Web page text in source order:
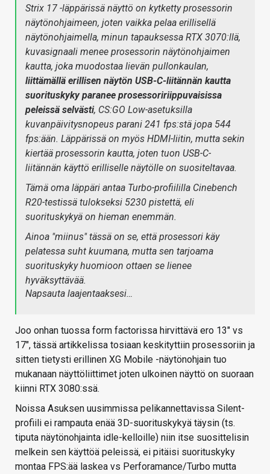
Strix 17 -läppärissä näyttö on kytketty prosessorin
näytönohjaimeen, joten vaikka pelaa erillisellä
näytönohjaimella, minun tapauksessa RTX 3070:llä,
kuvasignaali menee prosessorin näytönohjaimen
kautta, joka muodostaa lievän pullonkaulan,
liittämällä erillisen näytön USB-C-liitännän kautta
suorituskyky paranee prosessoririippuvaisissa
peleissä selvästi, CS:GO Low-asetuksilla
kuvanpäivitysnopeus parani 241 fps:stä jopa 544
fps:ään. Läppärissä on myös HDMI-liitin, mutta sekin
kiertää prosessorin kautta, joten tuon USB-C-
liitännän käyttö erilliselle näytölle on suositeltavaa.
Tämä oma läppäri antaa Turbo-profiililla Cinebench
R20-testissä tulokseksi 5230 pistettä, eli
suorituskykyä on hieman enemmän.
Ainoa "miinus" tässä on se, että prosessori käy
pelatessa suht kuumana, mutta sen tarjoama
suorituskyky huomioon ottaen se lienee
hyväksyttävää.
Napsauta laajentaaksesi…
Joo onhan tuossa form factorissa hirvittävä ero 13" vs
17", tässä artikkelissa tosiaan keskityttiin prosessoriin ja
sitten tietysti erillinen XG Mobile -näytönohjain tuo
mukanaan näyttöliittimet joten ulkoinen näyttö on suoraan
kiinni RTX 3080:ssä.
Noissa Asuksen uusimmissa pelikannettavissa Silent-
profiili ei rampauta enää 3D-suorituskykyä täysin (ts.
tiputa näytönohjainta idle-kelloille) niin itse suosittelisin
melkein sen käyttöä peleissä, ei pitäisi suorituskyky
montaa FPS:ää laskea vs Perforamance/Turbo mutta